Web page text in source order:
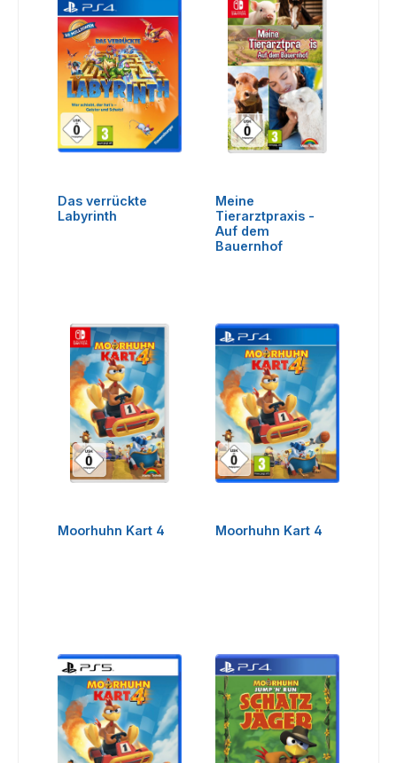
Das verrückte
Labyrinth
Meine
Tierarztpraxis -
Auf dem
Bauernhof
Moorhuhn Kart 4 Moorhuhn Kart 4